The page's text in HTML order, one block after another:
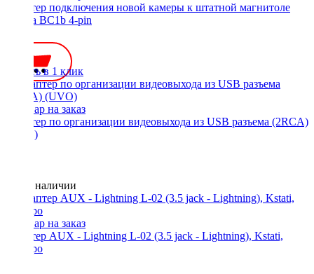
Адаптер подключения новой камеры к штатной магнитоле
Toyota BC1b 4-pin
Купить в 1 клик
Адаптер по организации видеовыхода из USB разъема (2RCA)
(UVO)
Нет в наличии
Адаптер AUX - Lightning L-02 (3.5 jack - Lightning), Kstati,
серебро